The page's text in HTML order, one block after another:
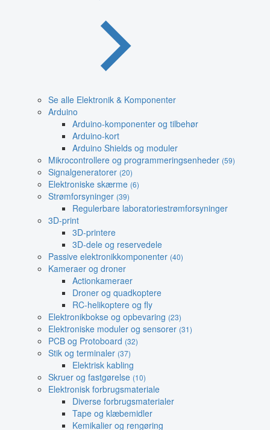
Se alle Elektronik & Komponenter
Arduino
Arduino-komponenter og tilbehør
Arduino-kort
Arduino Shields og moduler
Mikrocontrollere og programmeringsenheder (59)
Signalgeneratorer (20)
Elektroniske skærme (6)
Strømforsyninger (39)
Regulerbare laboratoriestrømforsyninger
3D-print
3D-printere
3D-dele og reservedele
Passive elektronikkomponenter (40)
Kameraer og droner
Actionkameraer
Droner og quadkoptere
RC-helikoptere og fly
Elektronikbokse og opbevaring (23)
Elektroniske moduler og sensorer (31)
PCB og Protoboard (32)
Stik og terminaler (37)
Elektrisk kabling
Skruer og fastgørelse (10)
Elektronisk forbrugsmateriale
Diverse forbrugsmaterialer
Tape og klæbemidler
Kemikalier og rengøring